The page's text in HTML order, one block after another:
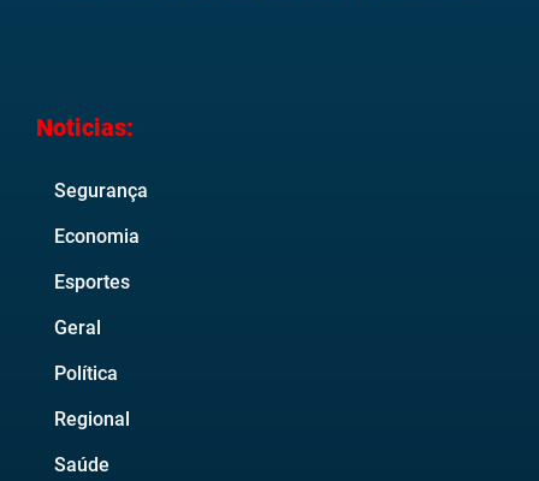
Noticias:
Segurança
Economia
Esportes
Geral
Política
Regional
Saúde